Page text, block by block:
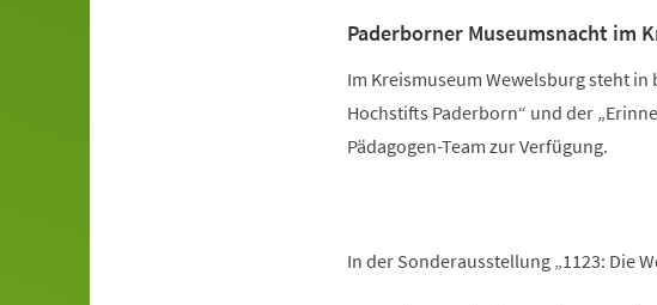
Paderborner Museumsnacht im
Im Kreismuseum Wewelsburg steht
Hochstifts Paderborn“ und der
Pädagogen-Team zur Verfügung.
In der Sonderausstellung „1123: Die